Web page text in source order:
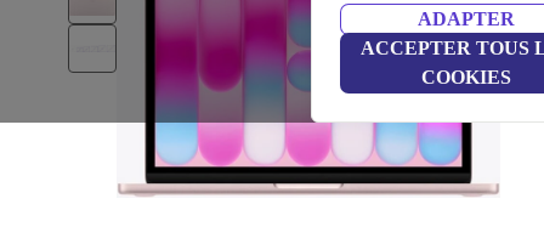
ADAPTER
ACCEPTER TOUS
COOKIES